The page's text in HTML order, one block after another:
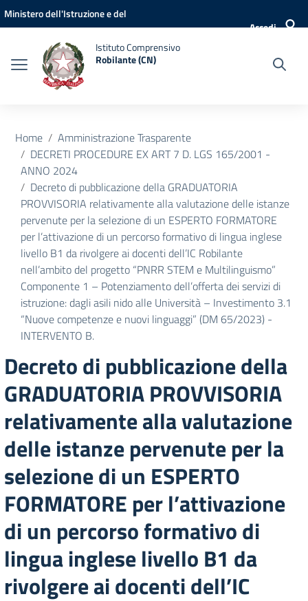
Vai ai contenuti
Vai al menu di navigazione
Vai al footer
Ministero dell'Istruzione e del
Accedi
Istituto Comprensivo
Robilante (CN)
Home
Amministrazione Trasparente
DECRETI PROCEDURE EX ART 7 D. LGS 165/2001 -
ANNO 2024
Decreto di pubblicazione della GRADUATORIA
PROVVISORIA relativamente alla valutazione delle istanze
pervenute per la selezione di un ESPERTO FORMATORE
per l’attivazione di un percorso formativo di lingua inglese
livello B1 da rivolgere ai docenti dell’IC Robilante
nell’ambito del progetto “PNRR STEM e Multilinguismo”
Componente 1 – Potenziamento dell’offerta dei servizi di
istruzione: dagli asili nido alle Università – Investimento 3.1
“Nuove competenze e nuovi linguaggi” (DM 65/2023) -
INTERVENTO B.
Decreto di pubblicazione della
GRADUATORIA PROVVISORIA
relativamente alla valutazione
delle istanze pervenute per la
selezione di un ESPERTO
FORMATORE per l’attivazione
di un percorso formativo di
lingua inglese livello B1 da
rivolgere ai docenti dell’IC